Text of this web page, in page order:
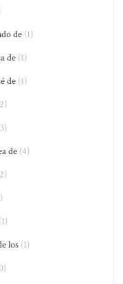
de (1)
de(1)
de(1)
de(4)
los (1)